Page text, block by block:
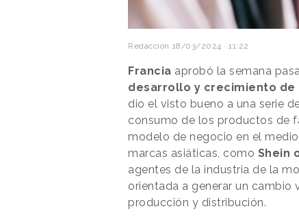
Redacción 18/03/2024 · 11:22
Francia aprobó la semana
desarrollo y crecimiento de
dio el visto bueno a una serie
consumo de los productos de
modelo de negocio en el
marcas asiáticas, como Shein
agentes de la industria de la
orientada a generar un cambio
producción y distribución.